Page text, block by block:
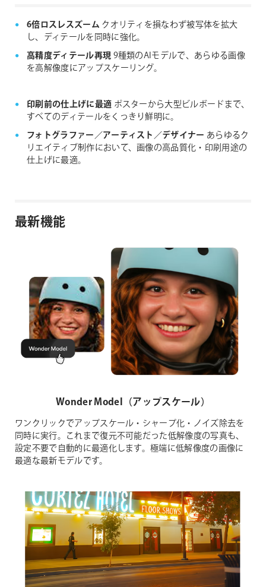
6倍ロスレスズーム クオリティを損なわず被写体を拡大
し、ディテールを同時に強化。
高精度ディテール再現 9種類のAIモデルで、あらゆる画像
を高解像度にアップスケーリング。
印刷前の仕上げに最適 ポスターから大型ビルボードまで、
すべてのディテールをくっきり鮮明に。
フォトグラファー／アーティスト／デザイナー あらゆるク
リエイティブ制作において、画像の高品質化・印刷用途の
仕上げに最適。
最新機能
Wonder Model（アップスケール）
ワンクリックでアップスケール・シャープ化・ノイズ除去を
同時に実行。これまで復元不可能だった低解像度の写真も、
設定不要で自動的に最適化します。極端に低解像度の画像に
最適な最新モデルです。